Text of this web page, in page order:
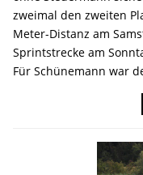
zweimal den zweiten
Meter-Distanz am
Sprintstrecke am
Für Schünemann war